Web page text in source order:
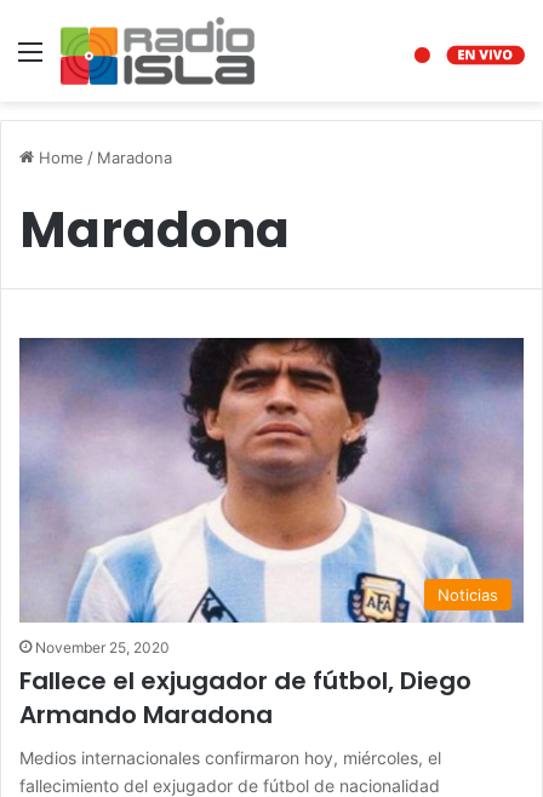
Menu
Home / Maradona
Maradona
Noticias
November 25, 2020
Fallece el exjugador de fútbol, Diego
Armando Maradona
Medios internacionales confirmaron hoy, miércoles, el
fallecimiento del exjugador de fútbol de nacionalidad